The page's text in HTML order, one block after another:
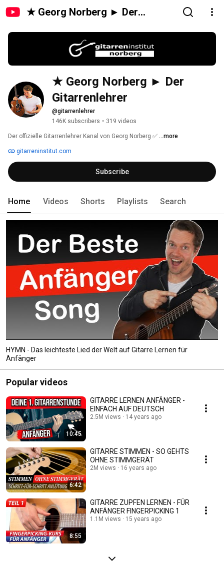
★ Georg Norberg ► Der
★ Georg Norberg ► Der
Gitarrenlehrer
@gitarrenlehrer
146K subscribers • 319 videos
Der offizielle Gitarrenlehrer Kanal von Georg Norberg ✅ ...more
gitarreninstitut.com
Subscribe
Home Videos Shorts Playlists Search
HYMN - Das leichteste Lied der Welt auf Gitarre Lernen für
Anfänger
Popular videos
10:45
GITARRE LERNEN ANFÄNGER -
EINFACH AUF DEUTSCH
2.5M views 14 years ago
6:42
GITARRE STIMMEN - SO GEHTS
OHNE STIMMGERÄT
2M views 16 years ago
8:55
GITARRE ZUPFEN LERNEN - FÜR
ANFÄNGER FINGERPICKING 1
1.1M views 15 years ago